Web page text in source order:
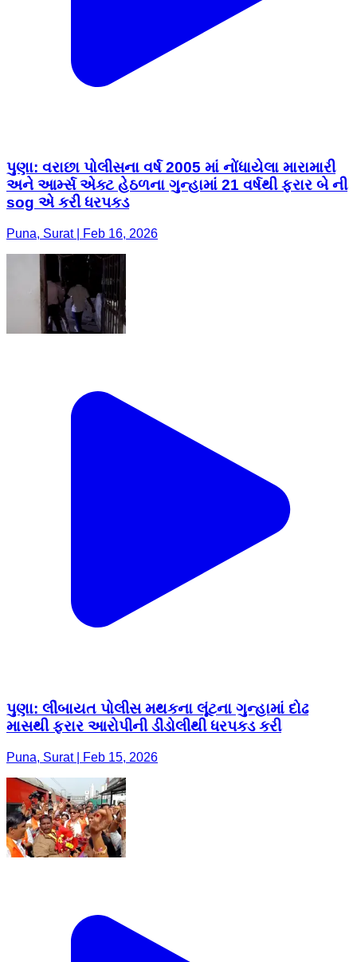
પુણા: વરાછા પોલીસના વર્ષ 2005 માં નોંધાયેલા મારામારી
અને આર્મ્સ એક્ટ હેઠળના ગુન્હામાં 21 વર્ષથી ફરાર બે ની
sog એ કરી ધરપકડ
Puna, Surat | Feb 16, 2026
પુણા: લીંબાયત પોલીસ મથકના લૂંટના ગુન્હામાં દોઢ
માસથી ફરાર આરોપીની ડીંડોલીથી ધરપકડ કરી
Puna, Surat | Feb 15, 2026